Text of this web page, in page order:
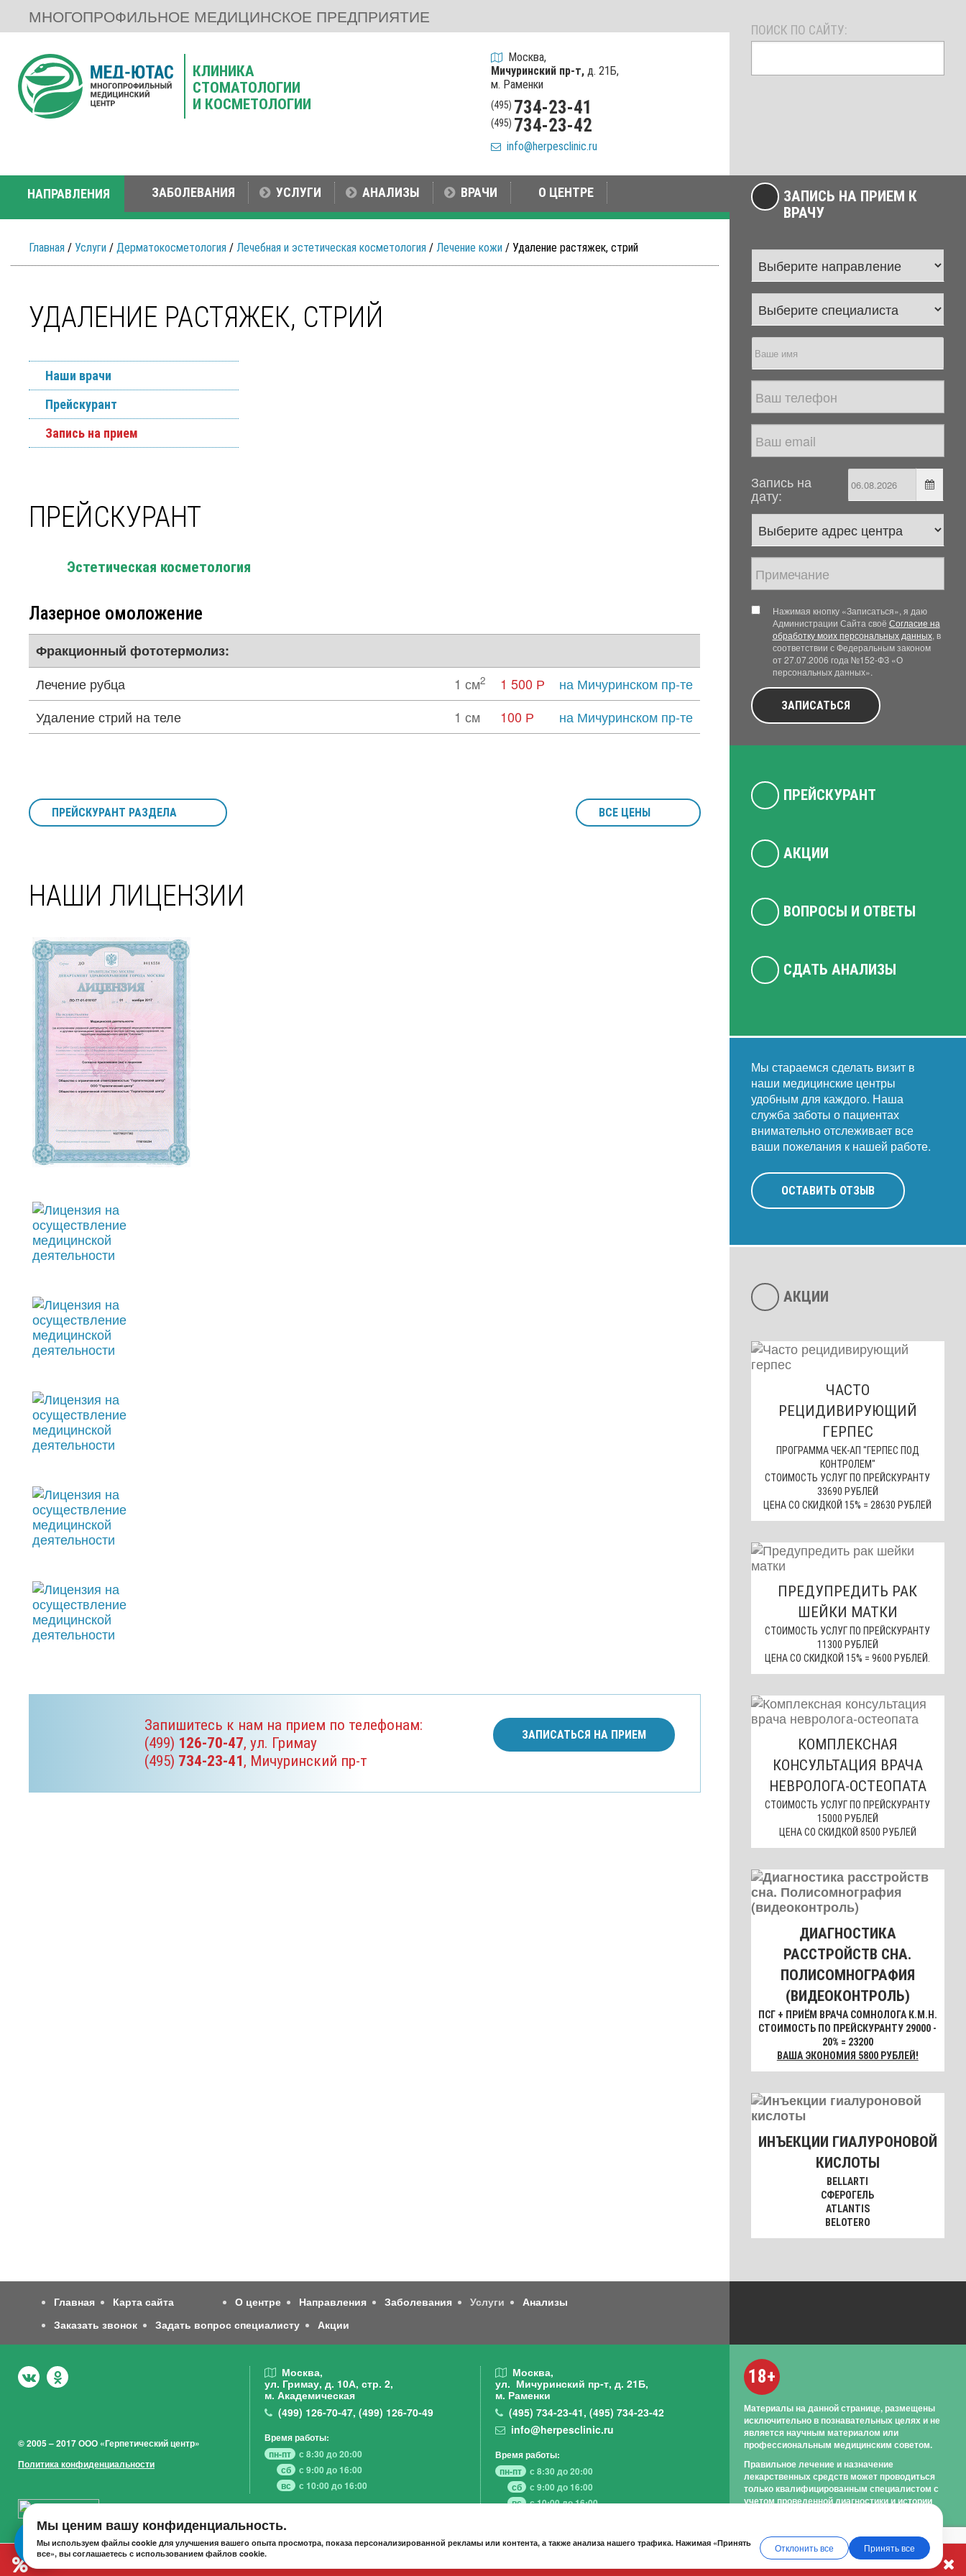
МНОГОПРОФИЛЬНОЕ МЕДИЦИНСКОЕ ПРЕДПРИЯТИЕ
КЛИНИКА
СТОМАТОЛОГИИ
И КОСМЕТОЛОГИИ
Москва,
Мичуринский пр-т, д. 21Б,
м. Раменки
(495) 734-23-41
(495) 734-23-42
info@herpesclinic.ru
ПОИСК ПО САЙТУ:
НАПРАВЛЕНИЯ ЗАБОЛЕВАНИЯ УСЛУГИ АНАЛИЗЫ ВРАЧИ О ЦЕНТРЕ
Главная / Услуги / Дерматокосметология / Лечебная и эстетическая косметология / Лечение кожи / Удаление растяжек, стрий
УДАЛЕНИЕ РАСТЯЖЕК, СТРИЙ
Наши врачи
Прейскурант
Запись на прием
ПРЕЙСКУРАНТ
Эстетическая косметология
Лазерное омоложение
Фракционный фототермолиз:
Лечение рубца
1 см2 1 500 Р
на Мичуринском пр-те
Удаление стрий на теле
1 см 100 Р на Мичуринском пр-те
ВСЕ ЦЕНЫ
ПРЕЙСКУРАНТ РАЗДЕЛА
НАШИ ЛИЦЕНЗИИ
Запишитесь к нам на прием по телефонам:
(499) 126-70-47, ул. Гримау
(495) 734-23-41, Мичуринский пр-т
ЗАПИСАТЬСЯ НА ПРИЕМ
ЗАПИСЬ НА ПРИЕМ К
ВРАЧУ
Запись на
дату:
Нажимая кнопку «Записаться», я даю
Администрации Сайта своё Согласие на
обработку моих персональных данных, в
соответствии с Федеральным законом
от 27.07.2006 года №152-ФЗ «О
персональных данных».
ЗАПИСАТЬСЯ
ПРЕЙСКУРАНТ
АКЦИИ
ВОПРОСЫ И ОТВЕТЫ
СДАТЬ АНАЛИЗЫ
Мы стараемся сделать визит в
наши медицинские центры
удобным для каждого. Наша
служба заботы о пациентах
внимательно отслеживает все
ваши пожелания к нашей работе.
ОСТАВИТЬ ОТЗЫВ
АКЦИИ
ЧАСТО
РЕЦИДИВИРУЮЩИЙ
ГЕРПЕС
ПРОГРАММА ЧЕК-АП "ГЕРПЕС ПОД
КОНТРОЛЕМ"
СТОИМОСТЬ УСЛУГ ПО ПРЕЙСКУРАНТУ
33690 РУБЛЕЙ
ЦЕНА СО СКИДКОЙ 15% = 28630 РУБЛЕЙ
ПРЕДУПРЕДИТЬ РАК
ШЕЙКИ МАТКИ
СТОИМОСТЬ УСЛУГ ПО ПРЕЙСКУРАНТУ
11300 РУБЛЕЙ
ЦЕНА СО СКИДКОЙ 15% = 9600 РУБЛЕЙ.
КОМПЛЕКСНАЯ
КОНСУЛЬТАЦИЯ ВРАЧА
НЕВРОЛОГА-ОСТЕОПАТА
СТОИМОСТЬ УСЛУГ ПО ПРЕЙСКУРАНТУ
15000 РУБЛЕЙ
ЦЕНА СО СКИДКОЙ 8500 РУБЛЕЙ
ДИАГНОСТИКА
РАССТРОЙСТВ СНА.
ПОЛИСОМНОГРАФИЯ
(ВИДЕОКОНТРОЛЬ)
ПСГ + ПРИЁМ ВРАЧА СОМНОЛОГА К.М.Н.
СТОИМОСТЬ ПО ПРЕЙСКУРАНТУ 29000 -
20% = 23200
ВАША ЭКОНОМИЯ 5800 РУБЛЕЙ!
ИНЪЕКЦИИ ГИАЛУРОНОВОЙ
КИСЛОТЫ
BELLARTI
СФЕРОГЕЛЬ
ATLANTIS
BELOTERO
Главная Карта сайта О центре Направления Заболевания Услуги
Анализы
Заказать звонок
Задать вопрос специалисту Акции
© 2005 – 2017 ООО «Герпетический центр»
Политика конфиденциальности
Москва,
ул. Гримау, д. 10А, стр. 2,
м. Академическая
(499) 126-70-47, (499) 126-70-49
Время работы:
пн-пт
с 8:30 до 20:00
сб
с 9:00 до 16:00
вс
с 10:00 до 16:00
Москва,
ул. Мичуринский пр-т, д. 21Б,
м. Раменки
(495)734-23-41,(495)734-23-42
info@herpesclinic.ru
Время работы:
пн-пт
с 8:30 до 20:00
сб
с 9:00 до 16:00
вс
с 10:00 до 16:00
18+
Материалы на данной странице, размещены
исключительно в познавательных целях и не
является научным материалом или
профессиональным медицинским советом.
Правильное лечение и назначение
лекарственных средств может проводиться
только квалифицированным специалистом с
учетом проведенной диагностики и истории
Мы ценим вашу конфиденциальность.
Мы используем файлы cookie для улучшения вашего опыта просмотра, показа персонализированной рекламы или контента, а также анализа нашего трафика. Нажимая «Принять
все», вы соглашаетесь с использованием файлов cookie.
Отклонить все Принять все